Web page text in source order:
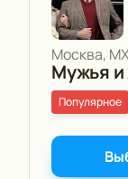
Мужья
Популярное